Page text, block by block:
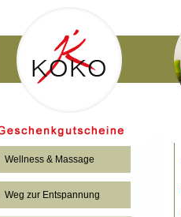
Wellness & Massage
Weg zur Entspannung